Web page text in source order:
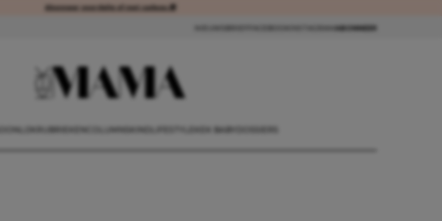
Abonneer voordelig of met cadeau 🎁Abonneer voordelig of met cadeau 🎁
ABONNEER